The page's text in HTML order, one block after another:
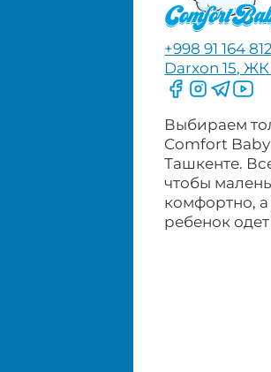
+998 91 164
Darxon 15,
Следите за
Следите
Выбираем
Comfort
Ташкенте.
чтобы
комфортно,
ребенок